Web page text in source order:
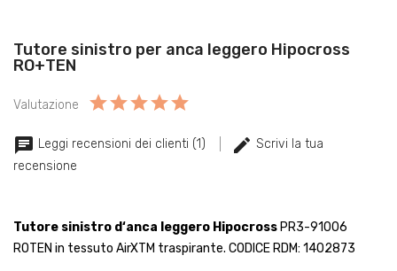
Tutore sinistro per anca leggero Hipocross
RO+TEN
Valutazione
Leggi recensioni dei clienti (1)
Scrivi la tua
recensione
Tutore sinistro d‘anca leggero Hipocross PR3-91006
ROTEN in tessuto AirXTM traspirante. CODICE RDM: 1402873